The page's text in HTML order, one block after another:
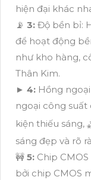
hiện đại khác
📡 3: Độ bền bỉ:
để hoạt động
như kho hàng,
Thân Kim.
► 4: Hồng
ngoại công
kiện thiếu sáng,
sáng đẹp và rõ
🚧 5: Chip
bởi chip CMOS